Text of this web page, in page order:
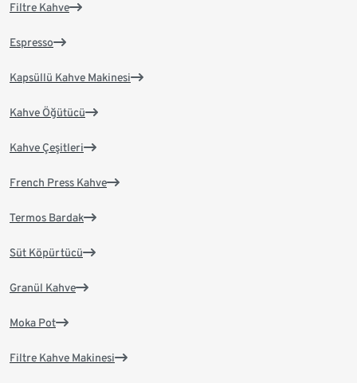
Filtre Kahve
Espresso
Kapsüllü Kahve Makinesi
Kahve Öğütücü
Kahve Çeşitleri
French Press Kahve
Termos Bardak
Süt Köpürtücü
Granül Kahve
Moka Pot
Filtre Kahve Makinesi